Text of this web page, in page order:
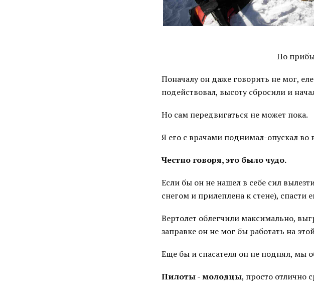
По
Поначалу он даже говорить не мог,
подействовал, высоту сбросили и
Но сам передвигаться не может пока.
Я его с врачами поднимал-опускал во
Честно говоря, это было чудо.
Если бы он не нашел в себе сил
снегом и прилеплена к стене), спасти
Вертолет облегчили максимально,
заправке он не мог бы работать на
Еще бы и спасателя он не поднял, мы
Пилоты - молодцы, просто отлично